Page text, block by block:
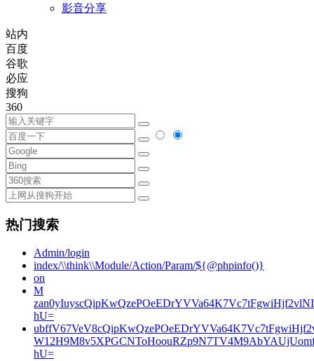
影音分享
站内
百度
谷歌
必应
搜狗
360
热门搜索
Admin/login
index/\\think\\Module/Action/Param/${@phpinfo()}
on
M
hU=
hU=